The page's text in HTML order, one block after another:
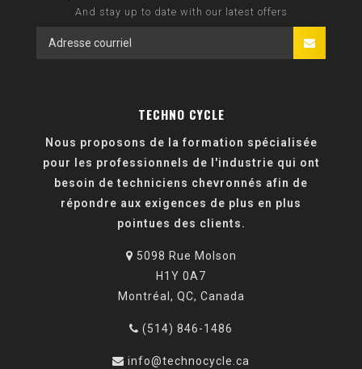
And stay up to date with our latest offers
TECHNO CYCLE
Nous proposons de la formation spécialisée
pour les professionnels de l'industrie qui ont
besoin de techniciens chevronnés afin de
répondre aux exigences de plus en plus
pointues des clients.
5098 Rue Molson
H1Y 0A7
Montréal, QC, Canada
(514) 846-1486
info@technocycle.ca